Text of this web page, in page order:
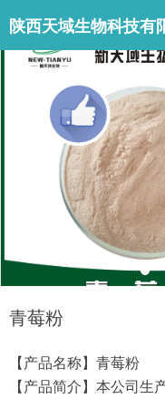
陕西天域生物科技有
网站首页
关于我们
产品中心
新闻中心
联系我们
青莓粉
【产品名称】青莓粉
【产品简介】本公司生